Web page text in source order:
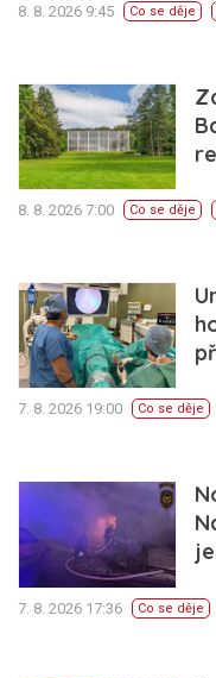
8. 8. 2026 9:45 Co se děje
8. 8. 2026 7:00 Co se děje
7. 8. 2026 19:00 Co se děje
7. 8. 2026 17:36 Co se děje